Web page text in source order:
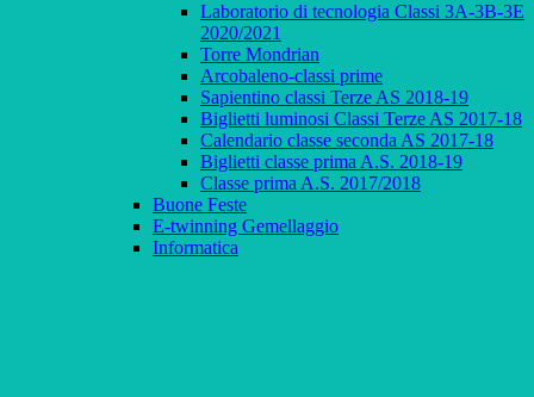
Laboratorio di tecnologia Classi 3A-3B-3E
2020/2021
Torre Mondrian
Arcobaleno-classi prime
Sapientino classi Terze AS 2018-19
Biglietti luminosi Classi Terze AS 2017-18
Calendario classe seconda AS 2017-18
Biglietti classe prima A.S. 2018-19
Classe prima A.S. 2017/2018
Buone Feste
E-twinning Gemellaggio
Informatica